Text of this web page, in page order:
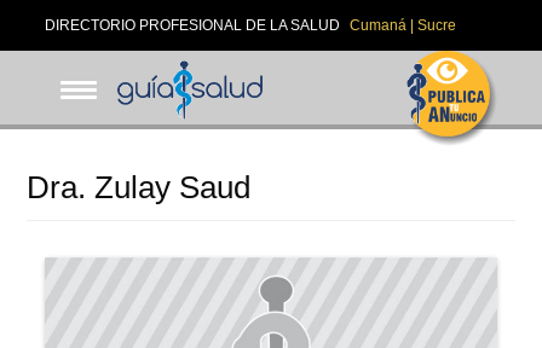
DIRECTORIO PROFESIONAL DE LA SALUD Cumaná | Sucre
Dra. Zulay Saud